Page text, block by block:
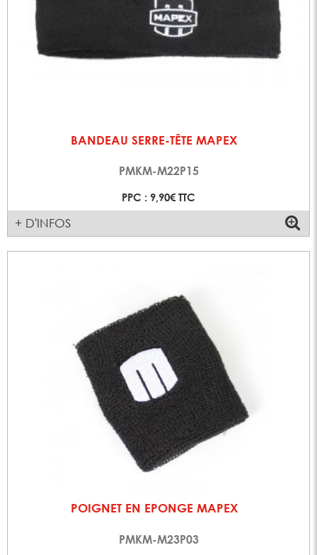
BANDEAU SERRE-TÊTE MAPEX
PMKM-M22P15
PPC : 9,90€ TTC
+ D'INFOS
POIGNET EN EPONGE MAPEX
PMKM-M23P03